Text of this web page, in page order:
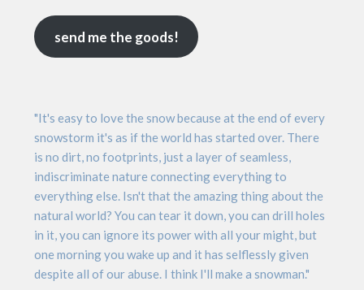
send me the goods!
"It's easy to love the snow because at the end of every
snowstorm it's as if the world has started over. There
is no dirt, no footprints, just a layer of seamless,
indiscriminate nature connecting everything to
everything else. Isn't that the amazing thing about the
natural world? You can tear it down, you can drill holes
in it, you can ignore its power with all your might, but
one morning you wake up and it has selflessly given
despite all of our abuse. I think I'll make a snowman."